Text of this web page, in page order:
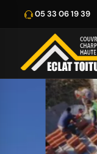
05 33 06 19 39